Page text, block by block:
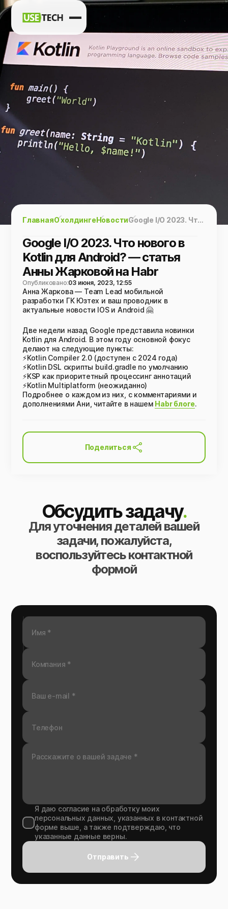
Контакты
ГлавнаяО холдингеНовости Google I/O 2023. Что нового в Kotlin для Android? — статья Анны Жарковой на Habr
Google I/O 2023. Что нового в
Kotlin для Android? — статья
Анны Жарковой на Habr
Опубликовано:03 июня, 2023, 12:55
Анна Жаркова — Team Lead мобильной
разработки ГК Юзтех и ваш проводник в
актуальные новости IOS и Android 🤗
Две недели назад Google представила новинки
Kotlin для Android. В этом году основной фокус
делают на следующие пункты:
⚡Kotlin Compiler 2.0 (доступен с 2024 года)
⚡Kotlin DSL скрипты build.gradle по умолчанию
⚡KSP как приоритетный процессинг аннотаций
⚡Kotlin Multiplatform (неожиданно)
Подробнее о каждом из них, с комментариями и
дополнениями Ани, читайте в нашем Habr блоге.
Поделиться
Обсудить задачу.
Для уточнения деталей вашей
задачи, пожалуйста,
воспользуйтесь контактной
формой
Я даю согласие на обработку моих
персональных данных, указанных в контактной
форме выше, а также подтверждаю, что
указанные данные верны.
Отправить